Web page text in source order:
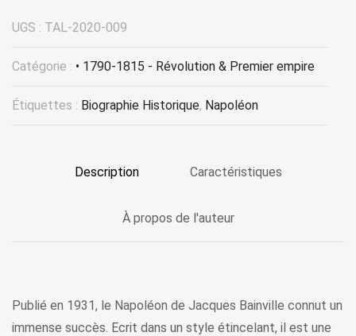
UGS : TAL-2020-009
Catégorie : • 1790-1815 - Révolution & Premier empire
Étiquettes : Biographie Historique, Napoléon
Description Caractéristiques
À propos de l'auteur
Publié en 1931, le Napoléon de Jacques Bainville connut un
immense succès. Ecrit dans un style étincelant, il est une